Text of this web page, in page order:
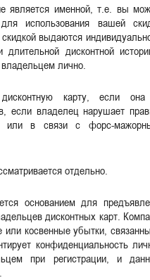
является именной, т.е. вы
использования вашей
выдаются
дисконтной
лично.
дисконтную карту, если
если владелец нарушает
или в связи с форс-
отдельно.
основанием для
дисконтных карт.
или косвенные убытки,
конфиденциальность
при регистрации, и